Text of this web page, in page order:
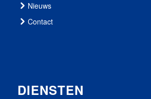
Nieuws
Contact
DIENSTEN